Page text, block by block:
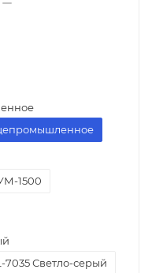
1500
7035 Светло-серый